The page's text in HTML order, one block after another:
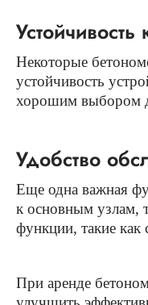
Некоторые
устойчивость
хорошим выбором
Удобство
Еще одна важная
к основным узлам,
функции, такие
При аренде